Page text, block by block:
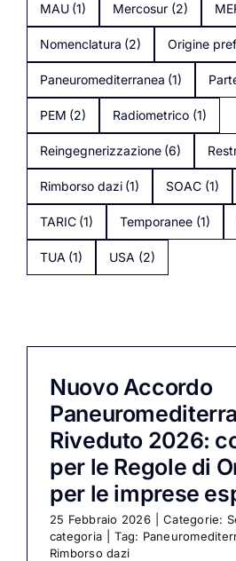
MAU (1) Mercosur (2)
Nomenclatura (2) Origine
Paneuromediterranea (1)
PEM (2) Radiometrico (1)
Reingegnerizzazione (6)
Rimborso dazi (1) SOAC (1)
TARIC (1) Temporanee (1)
TUA (1) USA (2)
Nuovo Accordo
Riveduto 2026:
per le Regole di
per le imprese
25 Febbraio 2026 Categorie:
categoria
Tag:
Rimborso dazi